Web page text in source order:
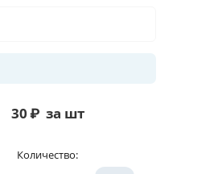
30₽ за шт
Количество: